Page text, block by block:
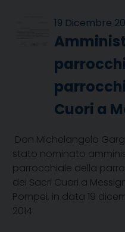
19 Dicembre
Cuori a
Don Michelangelo
stato nominato
parrocchiale della
dei Sacri Cuori a
Pompei, in data 19
2014.